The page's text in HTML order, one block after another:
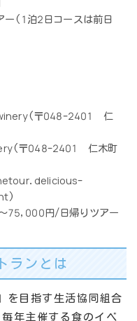
ー(1泊2日コースは前日
〒048-2401 仁
〒048-2401 仁木町
75,000円/日帰りツアー
ランとは
を目指す生活協同組合
年主催する食のイベ